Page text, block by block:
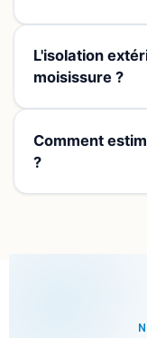
L'isolation
moisissure ?
Comment
?